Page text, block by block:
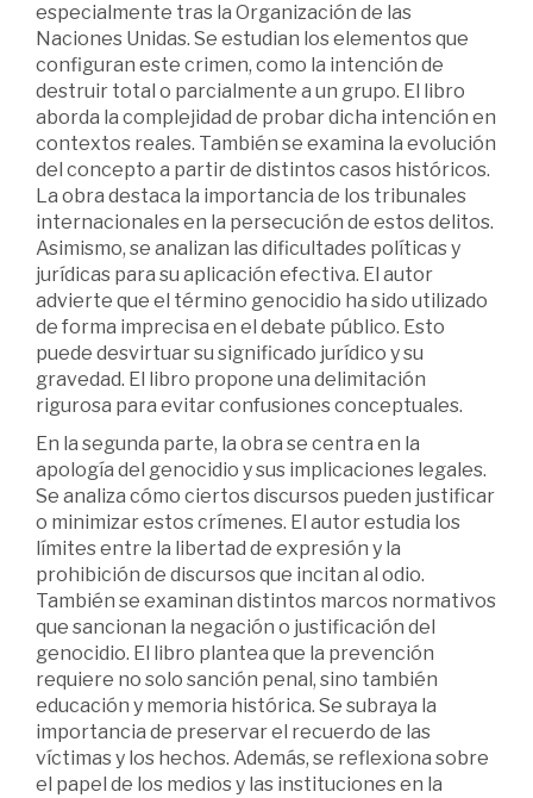
especialmente tras la Organización de las
Naciones Unidas. Se estudian los elementos que
configuran este crimen, como la intención de
destruir total o parcialmente a un grupo. El libro
aborda la complejidad de probar dicha intención en
contextos reales. También se examina la evolución
del concepto a partir de distintos casos históricos.
La obra destaca la importancia de los tribunales
internacionales en la persecución de estos delitos.
Asimismo, se analizan las dificultades políticas y
jurídicas para su aplicación efectiva. El autor
advierte que el término genocidio ha sido utilizado
de forma imprecisa en el debate público. Esto
puede desvirtuar su significado jurídico y su
gravedad. El libro propone una delimitación
rigurosa para evitar confusiones conceptuales.
En la segunda parte, la obra se centra en la
apología del genocidio y sus implicaciones legales.
Se analiza cómo ciertos discursos pueden justificar
o minimizar estos crímenes. El autor estudia los
límites entre la libertad de expresión y la
prohibición de discursos que incitan al odio.
También se examinan distintos marcos normativos
que sancionan la negación o justificación del
genocidio. El libro plantea que la prevención
requiere no solo sanción penal, sino también
educación y memoria histórica. Se subraya la
importancia de preservar el recuerdo de las
víctimas y los hechos. Además, se reflexiona sobre
el papel de los medios y las instituciones en la